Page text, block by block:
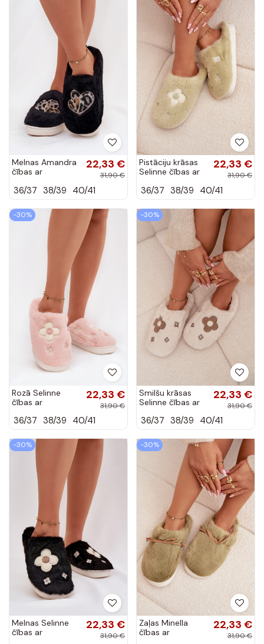
Melnas Amandra
čības ar
sirdīm
22,33 €
31,90 €
36/37 38/39 40/41
Pistāciju krāsas
Selinne čības ar
ziedu motīviem
22,33 €
31,90 €
36/37 38/39 40/41
-30%
Rozā Selinne
čības ar
ziedu motīviem
22,33 €
31,90 €
36/37 38/39 40/41
-30%
Smilšu krāsas
Selinne čības ar
ziedu motīviem
22,33 €
31,90 €
36/37 38/39 40/41
-30%
Melnas Selinne
čības ar
22,33 €
31,90 €
-30%
Zaļas Minella
čības ar
22,33 €
31,90 €